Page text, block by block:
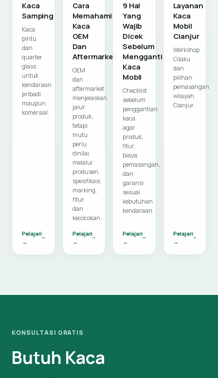
Kaca
Samping
Kaca
pintu
dan
quarter
glass
untuk
kendaraan
pribadi
maupun
komersial.
Pelajari
→
Cara
Memahami
Kaca
OEM
Dan
Aftermarket
OEM
dan
aftermarket
menjelaskan
jalur
produk,
tetapi
mutu
perlu
dinilai
melalui
produsen,
spesifikasi,
marking,
fitur,
dan
kecocokan.
Pelajari
→
9 Hal
Yang
Wajib
Dicek
Sebelum
Mengganti
Kaca
Mobil
Checklist
sebelum
penggantian
kaca
agar
produk,
fitur,
biaya,
pemasangan,
dan
garansi
sesuai
kebutuhan
kendaraan.
Pelajari
→
Layanan
Kaca
Mobil
Cianjur
Workshop
Cilaku
dan
pilihan
pemasangan
wilayah
Cianjur.
Pelajari
→
KONSULTASI GRATIS
Butuh Kaca